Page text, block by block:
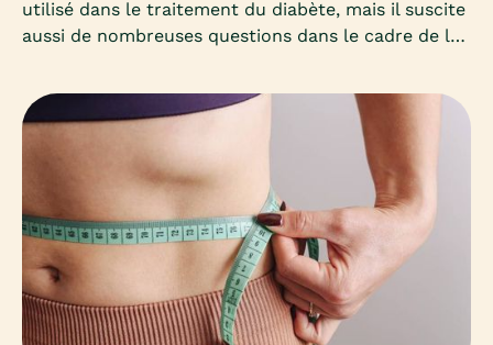
utilisé dans le traitement du diabète, mais il suscite
aussi de nombreuses questions dans le cadre de la
panorama clair et adapté, à destination des femmes
qui souhaitent perdre du poids et s’interrogent sur